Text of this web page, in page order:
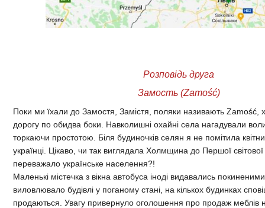
Розповідь друга
Замость (Zamość)
Поки ми їхали до Замостя, Замістя, поляки називають Zamość,
дорогу по обидва боки. Навколишні охайні села нагадували
торкаючи простотою. Біля будиночків селян я не помітила
українці. Цікаво, чи так виглядала Холмщина до Першої світової
переважало українське населення?!
Маленькі містечка з вікна автобуса іноді видавались
виловлювало будівлі у поганому стані, на кількох будинках
продаються. Увагу привернуло оголошення про продаж меблів